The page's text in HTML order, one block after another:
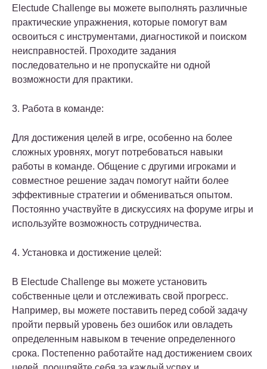
Electude Challenge вы можете выполнять различные
практические упражнения, которые помогут вам
освоиться с инструментами, диагностикой и поиском
неисправностей. Проходите задания
последовательно и не пропускайте ни одной
возможности для практики.
3. Работа в команде:
Для достижения целей в игре, особенно на более
сложных уровнях, могут потребоваться навыки
работы в команде. Общение с другими игроками и
совместное решение задач помогут найти более
эффективные стратегии и обмениваться опытом.
Постоянно участвуйте в дискуссиях на форуме игры и
используйте возможность сотрудничества.
4. Установка и достижение целей:
В Electude Challenge вы можете установить
собственные цели и отслеживать свой прогресс.
Например, вы можете поставить перед собой задачу
пройти первый уровень без ошибок или овладеть
определенным навыком в течение определенного
срока. Постепенно работайте над достижением своих